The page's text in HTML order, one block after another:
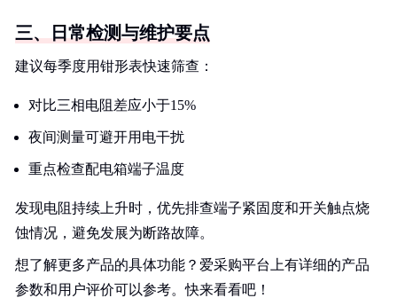
三、日常检测与维护要点
建议每季度用钳形表快速筛查：
对比三相电阻差应小于15%
夜间测量可避开用电干扰
重点检查配电箱端子温度
发现电阻持续上升时，优先排查端子紧固度和开关触点烧
蚀情况，避免发展为断路故障。
想了解更多产品的具体功能？爱采购平台上有详细的产品
参数和用户评价可以参考。快来看看吧！